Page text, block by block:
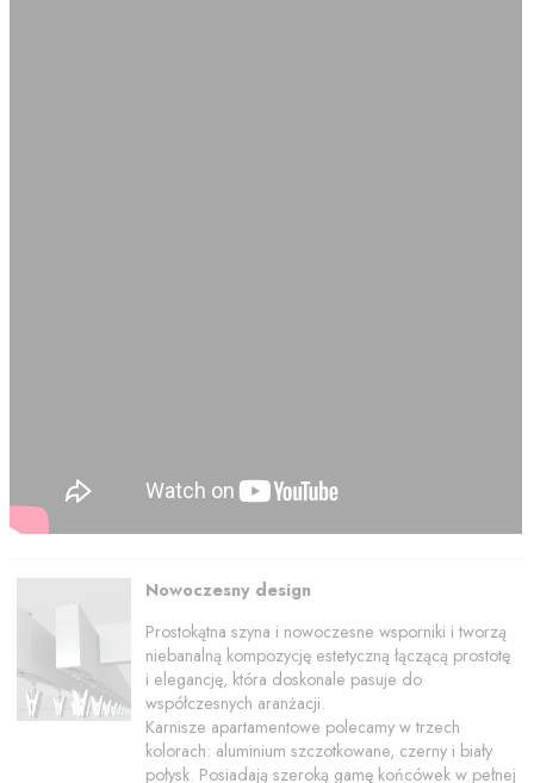
Nowoczesny design
Prostokątna szyna i nowoczesne wsporniki i tworzą
niebanalną kompozycję estetyczną łączącą prostotę
i elegancję, która doskonale pasuje do
współczesnych aranżacji.
Karnisze apartamentowe polecamy w trzech
kolorach: aluminium szczotkowane, czerny i biały
połysk. Posiadają szeroką gamę końcówek w pełnej